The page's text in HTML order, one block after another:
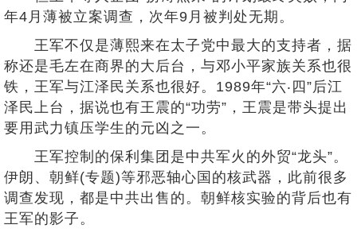
年4月薄被立案调查，次年9月被判处无期。
王军不仅是薄熙来在太子党中最大的支持者，据
称还是毛左在商界的大后台，与邓小平家族关系也很
铁，王军与江泽民关系也很好。1989年“六‧四”后江
泽民上台，据说也有王震的“功劳”，王震是带头提出
要用武力镇压学生的元凶之一。
王军控制的保利集团是中共军火的外贸“龙头”。
伊朗、朝鲜(专题)等邪恶轴心国的核武器，此前很多
调查发现，都是中共出售的。朝鲜核实验的背后也有
王军的影子。